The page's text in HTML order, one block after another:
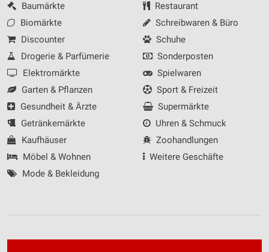
Baumärkte
Biomärkte
Discounter
Drogerie & Parfümerie
Elektromärkte
Garten & Pflanzen
Gesundheit & Ärzte
Getränkemärkte
Kaufhäuser
Möbel & Wohnen
Mode & Bekleidung
Restaurant
Schreibwaren & Büro
Schuhe
Sonderposten
Spielwaren
Sport & Freizeit
Supermärkte
Uhren & Schmuck
Zoohandlungen
Weitere Geschäfte